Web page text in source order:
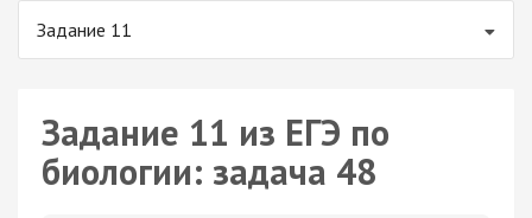
Задание 11
Задание 11 из ЕГЭ по
биологии: задача 48